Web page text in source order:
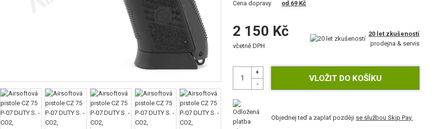
Cena dopravy
od 69 Kč
2 150 Kč
včetně DPH
20 let zkušeností
prodejna & servis
Objednej teď a zaplať později se službou Skip Pay.